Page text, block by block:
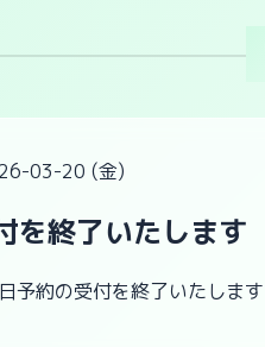
03-20 (金)
を終了いたします
予約の受付を終了いたします